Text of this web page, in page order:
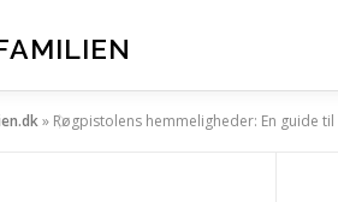
» Røgpistolens hemmeligheder: En guide